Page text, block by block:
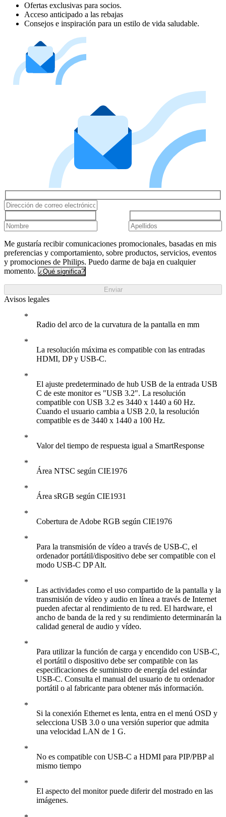
Ofertas exclusivas para socios.
Acceso anticipado a las rebajas
Consejos e inspiración para un estilo de vida saludable.
Me gustaría recibir comunicaciones promocionales, basadas en mis
preferencias y comportamiento, sobre productos, servicios, eventos
y promociones de Philips. Puedo darme de baja en cualquier
momento. ¿Qué significa?
Enviar
Avisos legales
Radio del arco de la curvatura de la pantalla en mm
La resolución máxima es compatible con las entradas
HDMI, DP y USB-C.
El ajuste predeterminado de hub USB de la entrada USB
C de este monitor es "USB 3.2". La resolución
compatible con USB 3.2 es 3440 x 1440 a 60 Hz.
Cuando el usuario cambia a USB 2.0, la resolución
compatible es de 3440 x 1440 a 100 Hz.
Valor del tiempo de respuesta igual a SmartResponse
Área NTSC según CIE1976
Área sRGB según CIE1931
Cobertura de Adobe RGB según CIE1976
Para la transmisión de vídeo a través de USB-C, el
ordenador portátil/dispositivo debe ser compatible con el
modo USB-C DP Alt.
Las actividades como el uso compartido de la pantalla y la
transmisión de vídeo y audio en línea a través de Internet
pueden afectar al rendimiento de tu red. El hardware, el
ancho de banda de la red y su rendimiento determinarán la
calidad general de audio y vídeo.
Para utilizar la función de carga y encendido con USB-C,
el portátil o dispositivo debe ser compatible con las
especificaciones de suministro de energía del estándar
USB-C. Consulta el manual del usuario de tu ordenador
portátil o al fabricante para obtener más información.
Si la conexión Ethernet es lenta, entra en el menú OSD y
selecciona USB 3.0 o una versión superior que admita
una velocidad LAN de 1 G.
No es compatible con USB-C a HDMI para PIP/PBP al
mismo tiempo
El aspecto del monitor puede diferir del mostrado en las
imágenes.